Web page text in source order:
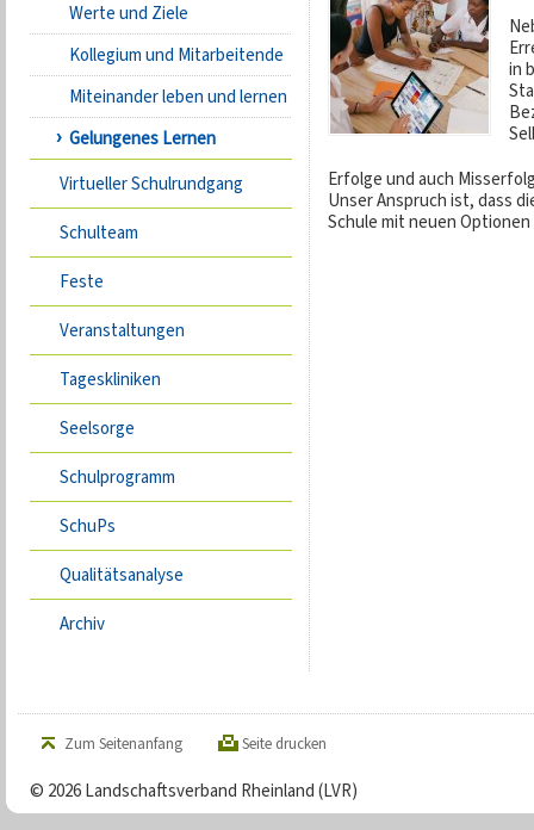
Werte und Ziele
Kollegium und Mitarbeitende
Miteinander leben und lernen
Gelungenes Lernen
Virtueller Schulrundgang
Schulteam
Feste
Veranstaltungen
Tageskliniken
Seelsorge
Schulprogramm
SchuPs
Qualitätsanalyse
Archiv
in
Erfolge und auch
Unser Anspruch ist, dass
Schule mit neuen
Zum Seitenanfang Seite drucken
© 2026 Landschaftsverband Rheinland (LVR)